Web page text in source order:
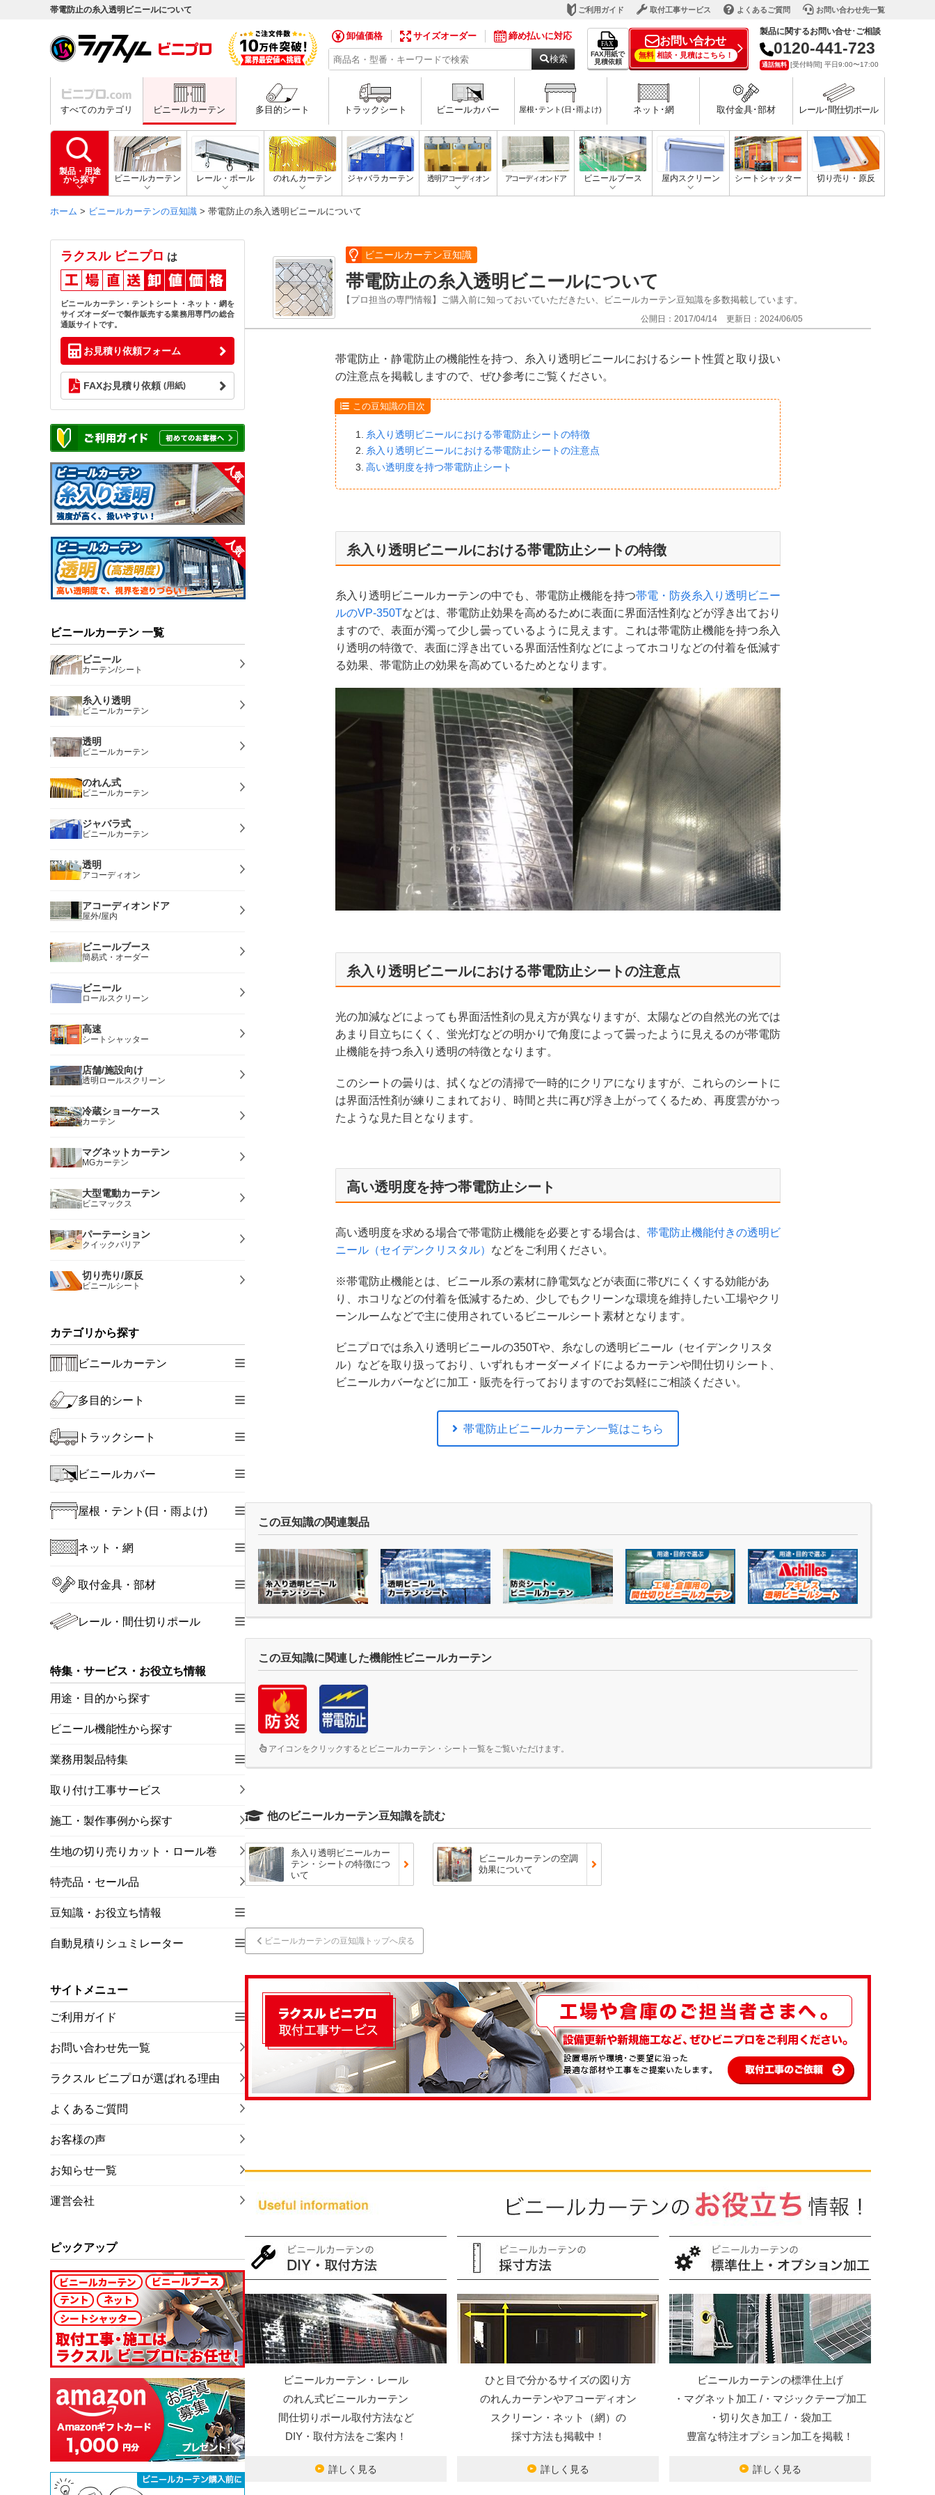
帯電防止の糸入透明ビニールについて ご利用ガイド 取付工事サービス よくあるご質問 お問い合わせ先一覧
卸値価格 サイズオーダー 締め払いに対応
検索
FAX用紙で
見積依頼
お問い合わせ
無料 相談・見積はこちら！
製品に関するお問い合せ･ご相談
0120-441-723
通話無料 [受付時間] 平日9:00〜17:00
すべてのカテゴリ ビニールカーテン 多目的シート トラックシート ビニールカバー 屋根･テント(日･雨よけ) ネット･網 取付金具･部材 レール･間仕切ポール
製品・用途
から探す
ビニールカーテン レール・ポール のれんカーテン ジャバラカーテン 透明アコーディオン アコーディオンドア ビニールブース 屋内スクリーン シートシャッター 切り売り・原反
ホーム > ビニールカーテンの豆知識 > 帯電防止の糸入透明ビニールについて
ビニールカーテン豆知識
帯電防止の糸入透明ビニールについて
【プロ担当の専門情報】ご購入前に知っておいていただきたい、ビニールカーテン豆知識を多数掲載しています。
公開日：2017/04/14 更新日：2024/06/05
帯電防止・静電防止の機能性を持つ、糸入り透明ビニールにおけるシート性質と取り扱い
の注意点を掲載しますので、ぜひ参考にご覧ください。
この豆知識の目次
糸入り透明ビニールにおける帯電防止シートの特徴
糸入り透明ビニールにおける帯電防止シートの注意点
高い透明度を持つ帯電防止シート
糸入り透明ビニールにおける帯電防止シートの特徴
糸入り透明ビニールカーテンの中でも、帯電防止機能を持つ帯電・防炎糸入り透明ビニー
ルのVP-350Tなどは、帯電防止効果を高めるために表面に界面活性剤などが浮き出ており
ますので、表面が濁って少し曇っているように見えます。これは帯電防止機能を持つ糸入
り透明の特徴で、表面に浮き出ている界面活性剤などによってホコリなどの付着を低減す
る効果、帯電防止の効果を高めているためとなります。
糸入り透明ビニールにおける帯電防止シートの注意点
光の加減などによっても界面活性剤の見え方が異なりますが、太陽などの自然光の光では
あまり目立ちにくく、蛍光灯などの明かりで角度によって曇ったように見えるのが帯電防
止機能を持つ糸入り透明の特徴となります。
このシートの曇りは、拭くなどの清掃で一時的にクリアになりますが、これらのシートに
は界面活性剤が練りこまれており、時間と共に再び浮き上がってくるため、再度雲がかっ
たような見た目となります。
高い透明度を持つ帯電防止シート
高い透明度を求める場合で帯電防止機能を必要とする場合は、 帯電防止機能付きの透明ビ
ニール（セイデンクリスタル） などをご利用ください。
※帯電防止機能とは、ビニール系の素材に静電気などが表面に帯びにくくする効能があ
り、ホコリなどの付着を低減するため、少しでもクリーンな環境を維持したい工場やクリ
ーンルームなどで主に使用されているビニールシート素材となります。
ビニプロでは糸入り透明ビニールの350Tや、糸なしの透明ビニール（セイデンクリスタ
ル）などを取り扱っており、いずれもオーダーメイドによるカーテンや間仕切りシート、
ビニールカバーなどに加工・販売を行っておりますのでお気軽にご相談ください。
帯電防止ビニールカーテン一覧はこちら
この豆知識の関連製品
この豆知識に関連した機能性ビニールカーテン
アイコンをクリックするとビニールカーテン・シート一覧をご覧いただけます。
他のビニールカーテン豆知識を読む
糸入り透明ビニールカー
テン・シートの特徴につ
いて
ビニールカーテンの空調
効果について
ビニールカーテンの豆知識トップへ戻る
ビニールカーテン・レール
のれん式ビニールカーテン
間仕切りポール取付方法など
DIY・取付方法をご案内！
詳しく見る
ひと目で分かるサイズの図り方
のれんカーテンやアコーディオン
スクリーン・ネット（網）の
採寸方法も掲載中！
詳しく見る
ビニールカーテンの標準仕上げ
・マグネット加工 /・マジックテープ加工
・切り欠き加工 / ・袋加工
豊富な特注オプション加工を掲載！
詳しく見る
ラクスル ビニプロ は
ビニールカーテン・テントシート・ネット・網を
サイズオーダーで製作販売する業務用専門の総合
通販サイトです。
お見積り依頼フォーム
FAXお見積り依頼 (用紙)
ビニールカーテン 一覧
ビニール
カーテン/シート
糸入り透明
ビニールカーテン
透明
ビニールカーテン
のれん式
ビニールカーテン
ジャバラ式
ビニールカーテン
透明
アコーディオン
アコーディオンドア
屋外/屋内
ビニールブース
簡易式・オーダー
ビニール
ロールスクリーン
高速
シートシャッター
店舗/施設向け
透明ロールスクリーン
冷蔵ショーケース
カーテン
マグネットカーテン
MGカーテン
大型電動カーテン
ビニマックス
パーテーション
クイックバリア
切り売り/原反
ビニールシート
カテゴリから探す
ビニールカーテン
多目的シート
トラックシート
ビニールカバー
屋根・テント(日・雨よけ)
ネット・網
取付金具・部材
レール・間仕切りポール
特集・サービス・お役立ち情報
用途・目的から探す
ビニール機能性から探す
業務用製品特集
取り付け工事サービス
施工・製作事例から探す
生地の切り売りカット・ロール巻
特売品・セール品
豆知識・お役立ち情報
自動見積りシュミレーター
サイトメニュー
ご利用ガイド
お問い合わせ先一覧
ラクスル ビニプロが選ばれる理由
よくあるご質問
お客様の声
お知らせ一覧
運営会社
ピックアップ